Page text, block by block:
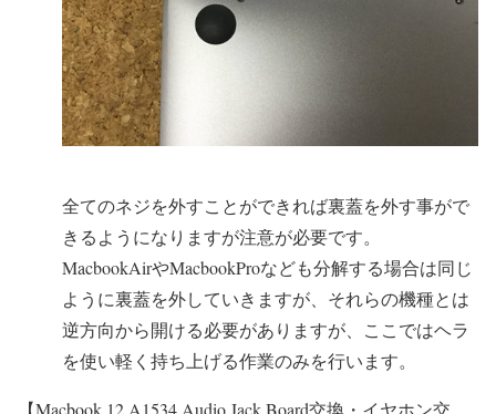
全てのネジを外すことができれば裏蓋を外す事がで
きるようになりますが注意が必要です。
MacbookAirやMacbookProなども分解する場合は同じ
ように裏蓋を外していきますが、それらの機種とは
逆方向から開ける必要がありますが、ここではヘラ
を使い軽く持ち上げる作業のみを行います。
【Macbook 12 A1534 Audio Jack Board交換・イヤホン交